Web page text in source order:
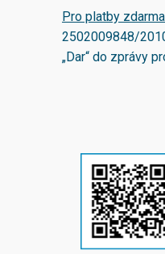
Pro platby
2502009848/
„Dar“ do zprávy